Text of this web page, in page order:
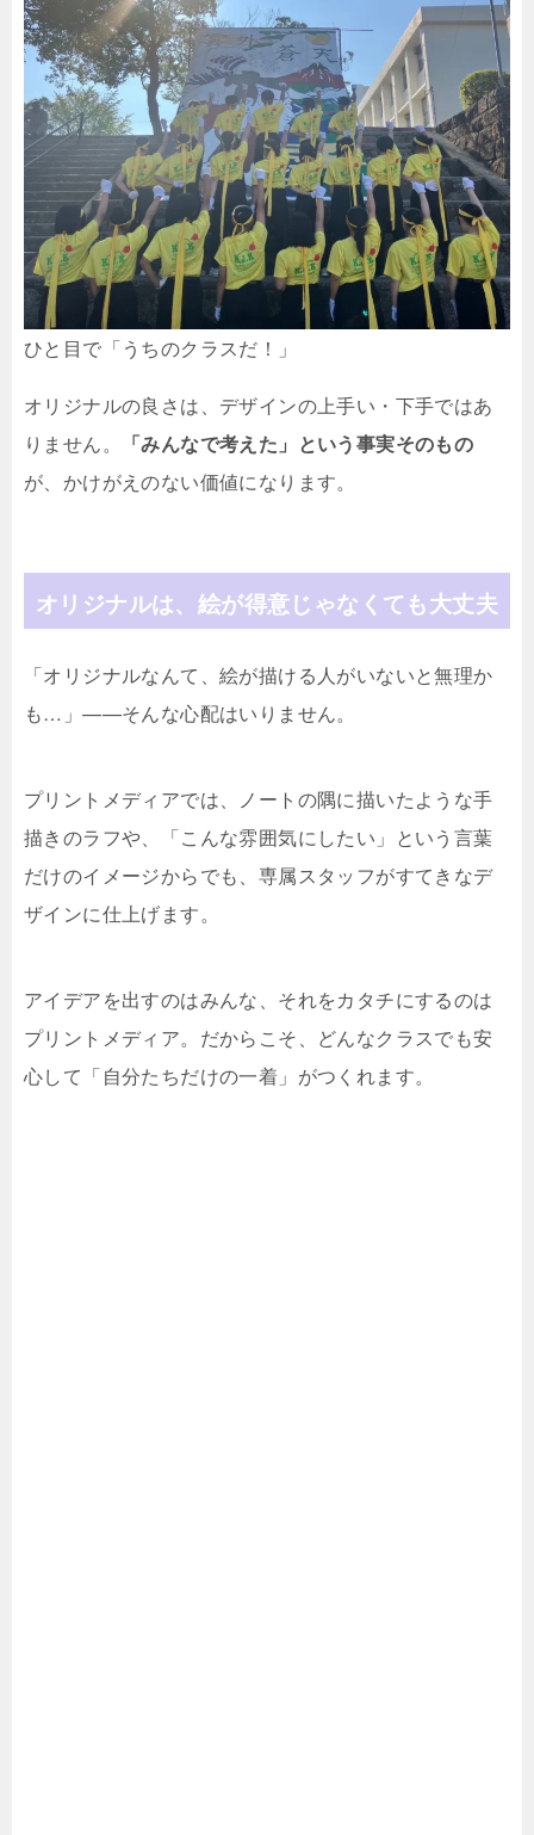
ひと目で「うちのクラスだ！」
オリジナルの良さは、デザインの上手い・下手ではあ
りません。
「みんなで考えた」という事実そのもの
が、かけがえのない価値になります。
オリジナルは、絵が得意じゃなくても大丈夫
「オリジナルなんて、絵が描ける人がいないと無理か
も…」——そんな心配はいりません。
プリントメディアでは、ノートの隅に描いたような手
描きのラフや、「こんな雰囲気にしたい」という言葉
だけのイメージからでも、専属スタッフがすてきなデ
ザインに仕上げます。
アイデアを出すのはみんな、それをカタチにするのは
プリントメディア。だからこそ、どんなクラスでも安
心して「自分たちだけの一着」がつくれます。